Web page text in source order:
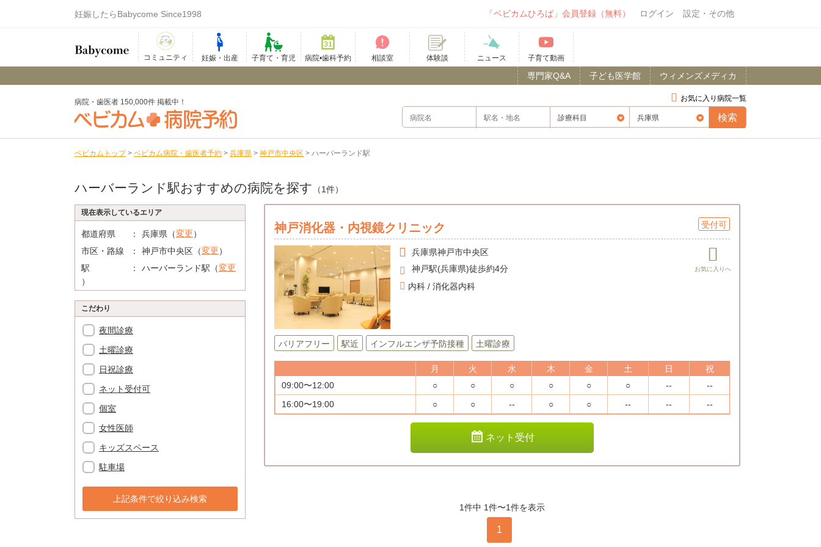
妊娠したらBabycome Since1998 「ベビカムひろば」会員登録（無料） ログイン 設定・その他
コミュニティ 妊娠・出産 子育て・育児 病院•歯科予約 相談室 体験談 ニュース 子育て動画
ウィメンズメディカ
子ども医学館
専門家Q&A
お気に入り病院一覧
病院・歯医者 150,000件 掲載中！
ベビカムトップ > ベビカム病院・歯医者予約 > 兵庫県 > 神戸市中央区 > ハーバーランド駅
ハーバーランド駅おすすめの病院を探す （1件）
現在表示しているエリア
都道府県 兵庫県（変更）
市区・路線
神戸市中央区（変更）
駅
ハーバーランド駅（変更
）
こだわり
夜間診療
土曜診療
日祝診療
ネット受付可
個室
女性医師
キッズスペース
駐車場
上記条件で絞り込み検索
受付可
神戸消化器・内視鏡クリニック
兵庫県神戸市中央区
神戸駅(兵庫県)徒歩約4分
内科 / 消化器内科
バリアフリー 駅近 インフルエンザ予防接種 土曜診療
月 火 水 木 金 土 日
祝
09:00〜12:00
○ ○ ○ ○ ○ ○ --
--
16:00〜19:00
○ ○ -- ○ ○ -- -- --
ネット受付
1件中 1件〜1件を表示
1